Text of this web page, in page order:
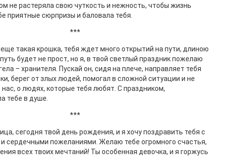
не растеряла свою чуткость и нежность, чтобы жизнь
приятные сюрпризы и баловала тебя.
***
такая крошка, тебя ждет много открытий на пути, длиною
будет не прост, но я, в твой светлый праздник пожелаю
– хранителя. Пускай он, сидя на плече, направляет тебя
берег от злых людей, помогал в сложной ситуации и не
о людях, которые тебя любят. С праздником,
тебе в душе.
***
сегодня твой день рождения, и я хочу поздравить тебя с
сердечными пожеланиями. Желаю тебе огромного счастья,
всех твоих мечтаний! Ты особенная девочка, и я горжусь